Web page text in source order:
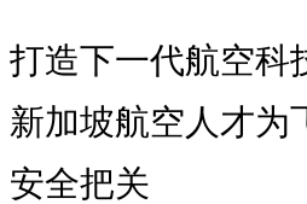
打造下一代航空科
新加坡航空人才为
安全把关